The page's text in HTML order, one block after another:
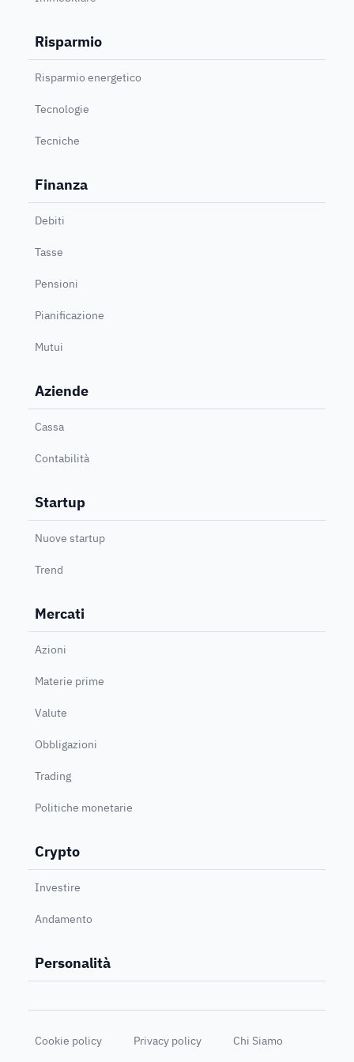
Risparmio
Risparmio energetico
Tecnologie
Tecniche
Finanza
Debiti
Tasse
Pensioni
Pianificazione
Mutui
Aziende
Cassa
Contabilità
Startup
Nuove startup
Trend
Mercati
Azioni
Materie prime
Valute
Obbligazioni
Trading
Politiche monetarie
Crypto
Investire
Andamento
Personalità
Cookie policy Privacy policy
Chi Siamo